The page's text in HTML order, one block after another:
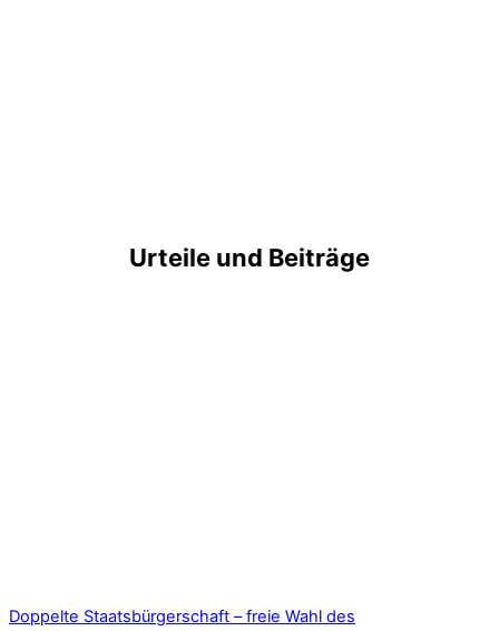
Urteile und Beiträge
Doppelte Staatsbürgerschaft – freie Wahl des